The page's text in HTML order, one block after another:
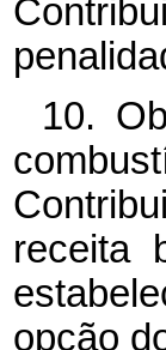
10.
receita
opção